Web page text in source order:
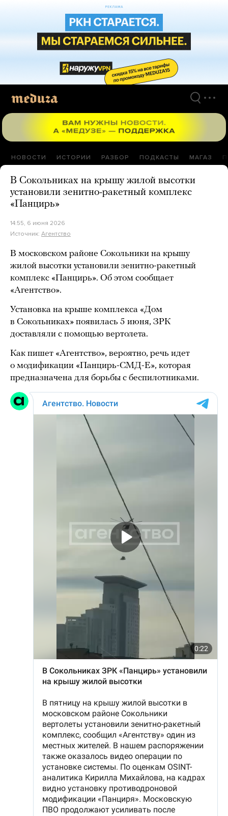
НОВОСТИ ИСТОРИИ РАЗБОР ПОДКАСТЫ МАГАЗ
В Сокольниках на крышу жилой высотки
установили зенитно-ракетный комплекс
«Панцирь»
14:55, 6 июня 2026
Источник: Агентство
В московском районе Сокольники на крышу
жилой высотки установили зенитно-ракетный
комплекс «Панцирь». Об этом сообщает
«Агентство».
Установка на крыше комплекса «Дом
в Сокольниках» появилась 5 июня, ЗРК
доставляли с помощью вертолета.
Как пишет «Агентство», вероятно, речь идет
о модификации «Панцирь-СМД-Е», которая
предназначена для борьбы с беспилотниками.